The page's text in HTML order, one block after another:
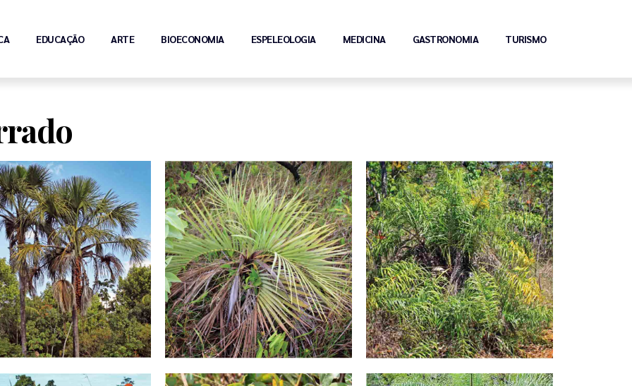
EDUCAÇÃO ARTE BIOECONOMIA ESPELEOLOGIA MEDICINA GASTRONOMIA TURISMO